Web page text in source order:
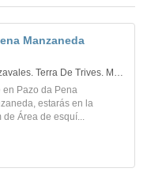
Manzaneda
Lugar Da Pena, Rozavales. Terra De Trives. Manzaneda
en Pazo da Pena
estarás en la
de Área de esquí...